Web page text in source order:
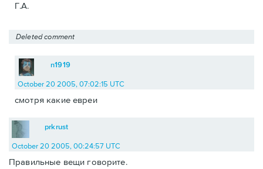
Г.А.
Deleted comment
n1919
October 20 2005, 07:02:15 UTC
смотря какие евреи
prkrust
October 20 2005, 00:24:57 UTC
Правильные вещи говорите.